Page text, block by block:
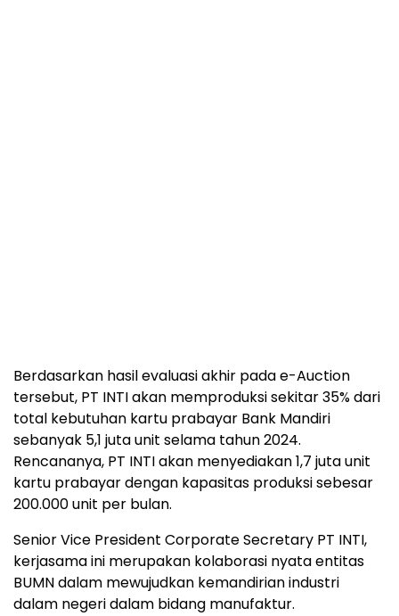
Berdasarkan hasil evaluasi akhir pada e-Auction
tersebut, PT INTI akan memproduksi sekitar 35% dari
total kebutuhan kartu prabayar Bank Mandiri
sebanyak 5,1 juta unit selama tahun 2024.
Rencananya, PT INTI akan menyediakan 1,7 juta unit
kartu prabayar dengan kapasitas produksi sebesar
200.000 unit per bulan.
Senior Vice President Corporate Secretary PT INTI,
kerjasama ini merupakan kolaborasi nyata entitas
BUMN dalam mewujudkan kemandirian industri
dalam negeri dalam bidang manufaktur.